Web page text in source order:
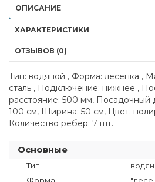
ОПИСАНИЕ
ХАРАКТЕРИСТИКИ
ОТЗЫВОВ (0)
Тип: водяной , Форма: лесенка ,
сталь , Подключение: нижнее ,
расстояние: 500 мм, Посадочный
100 см, Ширина: 50 см, Цвет:
Количество ребер: 7 шт.
Основные
Тип